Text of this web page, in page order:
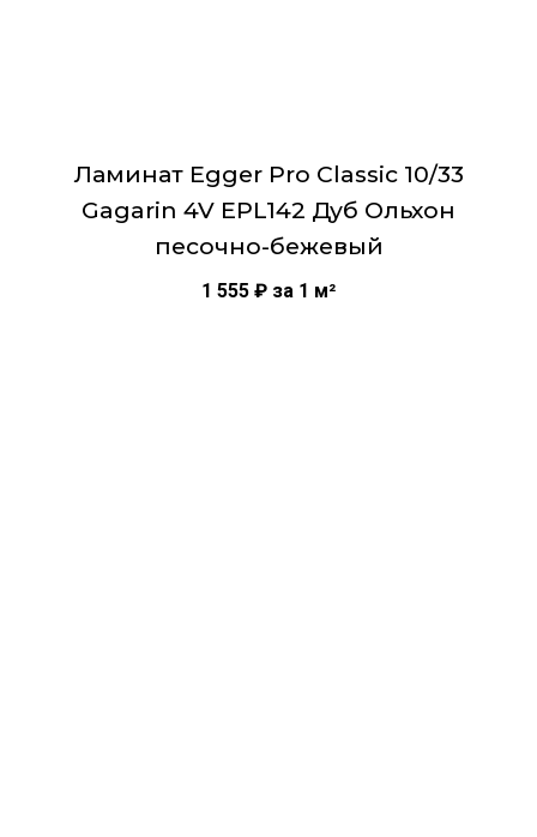
Ламинат Egger Pro Classic 10/33
Gagarin 4V EPL142 Дуб Ольхон
песочно-бежевый
1 555 ₽ за 1 м²